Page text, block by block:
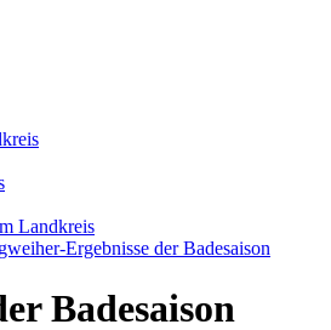
Landkreis
Ergebnisse der Badesaison
Badesaison